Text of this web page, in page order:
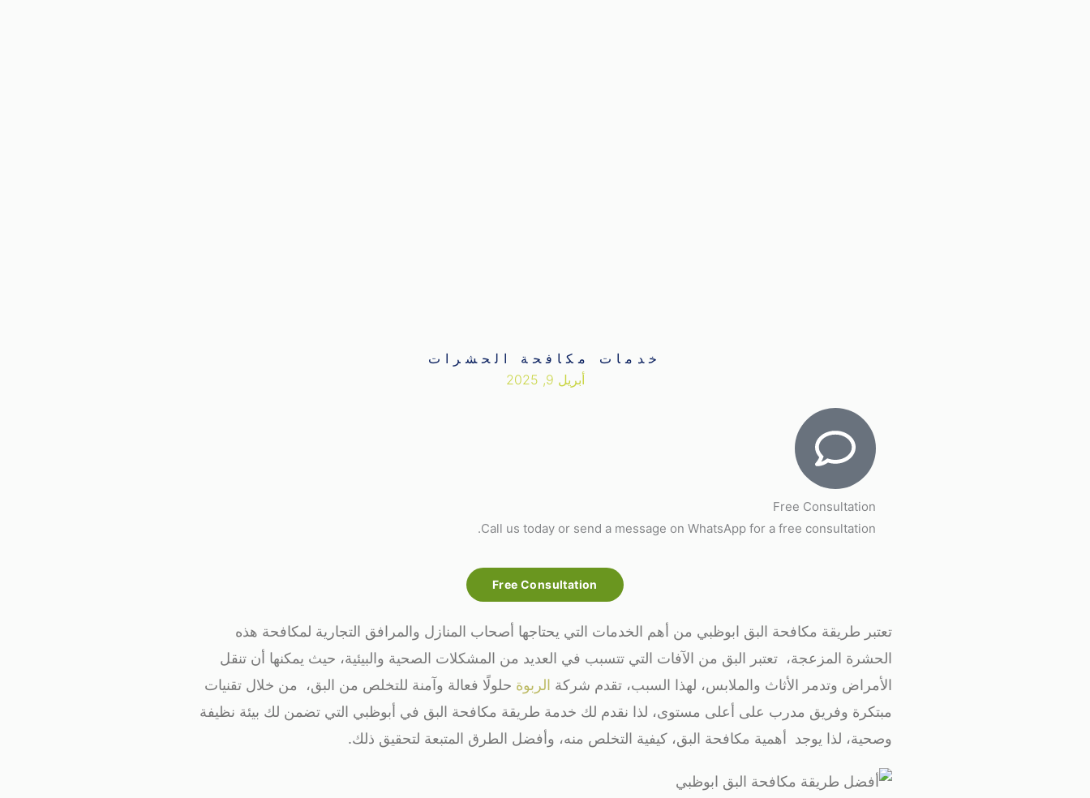
خدمات مكافحة الحشرات
أبريل 9, 2025
Free Consultation
Call us today or send a message on WhatsApp for a free consultation.
Free Consultation
تعتبر طريقة مكافحة البق ابوظبي من أهم الخدمات التي يحتاجها أصحاب المنازل والمرافق التجارية لمكافحة هذه
الحشرة المزعجة، تعتبر البق من الآفات التي تتسبب في العديد من المشكلات الصحية والبيئية، حيث يمكنها أن تنقل
الأمراض وتدمر الأثاث والملابس، لهذا السبب، تقدم شركة الربوة حلولًا فعالة وآمنة للتخلص من البق، من خلال تقنيات
مبتكرة وفريق مدرب على أعلى مستوى، لذا نقدم لك خدمة طريقة مكافحة البق في أبوظبي التي تضمن لك بيئة نظيفة
وصحية، لذا يوجد أهمية مكافحة البق، كيفية التخلص منه، وأفضل الطرق المتبعة لتحقيق ذلك.